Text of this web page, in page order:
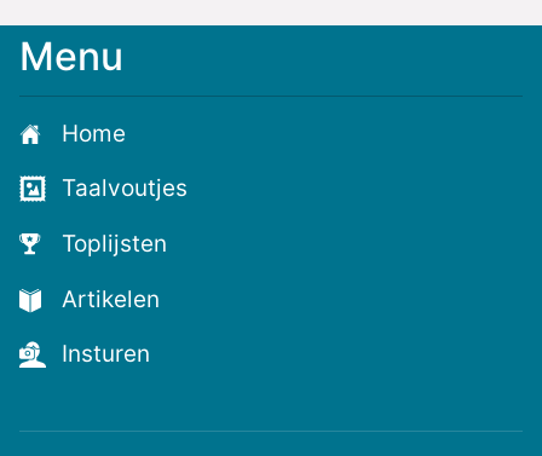
Menu
Home
Taalvoutjes
Toplijsten
Artikelen
Insturen